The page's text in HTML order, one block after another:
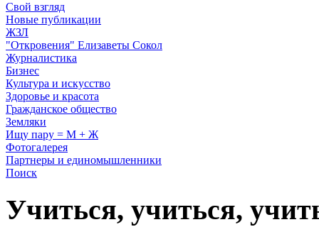
Свой взгляд
Новые публикации
ЖЗЛ
"Откровения" Елизаветы Сокол
Журналистика
Бизнес
Культура и искусство
Здоровье и красота
Гражданское общество
Земляки
Ищу пару = М + Ж
Фотогалерея
Партнеры и единомышленники
Поиск
Учиться, учиться,